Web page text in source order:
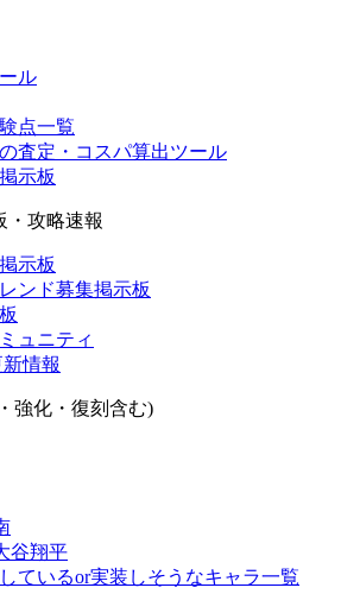
ル
点一覧
査定・コスパ算出ツール
示板
・攻略速報
示板
ンド募集掲示板
ュニティ
情報
強化・復刻含む)
谷翔平
ているor実装しそうなキャラ一覧